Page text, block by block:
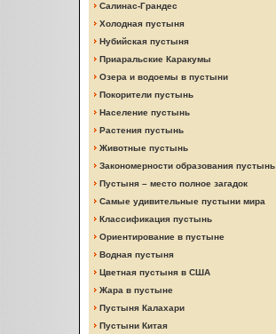
Салинас-Грандес
Холодная пустыня
Нубийская пустыня
Приаральские Каракумы
Озера и водоемы в пустыни
Покорители пустынь
Население пустынь
Растения пустынь
Животные пустынь
Закономерности образования пустынь
Пустыня – место полное загадок
Самые удивительные пустыни мира
Классификация пустынь
Ориентирование в пустыне
Водная пустыня
Цветная пустыня в США
Жара в пустыне
Пустыня Калахари
Пустыни Китая